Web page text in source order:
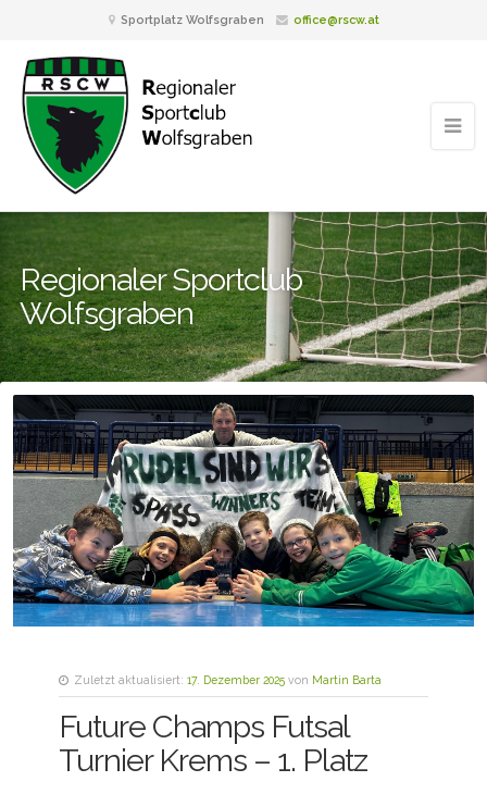
Sportplatz Wolfsgraben office@rscw.at
Regionaler Sportclub
Wolfsgraben
Zuletzt aktualisiert: 17. Dezember 2025 von Martin Barta
Future Champs Futsal
Turnier Krems – 1. Platz